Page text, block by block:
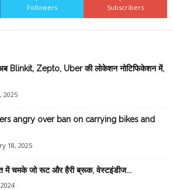
Followers Subscribers
Blinkit, Zepto, Uber की लोकेशन नोटिफिकेशन में,
2025
angry over ban on carrying bikes and
18, 2025
में चमके जो रूट और हैरी ब्रूक, वेस्टइंडीज...